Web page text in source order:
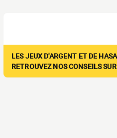
LES JEUX D'ARGENT ET DE
RETROUVEZ NOS CONSEILS